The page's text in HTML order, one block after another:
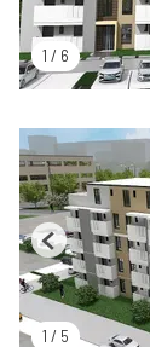
1 / 6
1 / 5
Previous